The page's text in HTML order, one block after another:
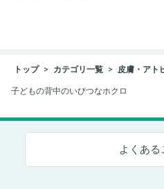
トップ カテゴリ一覧 皮膚・アト
子どもの背中のいびつなホクロ
よくある